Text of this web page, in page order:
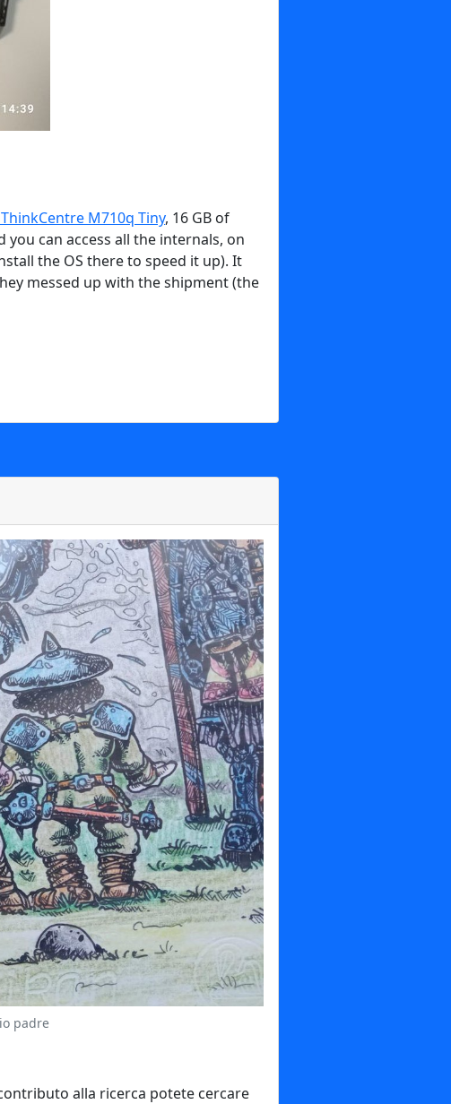
M710q Tiny, 16 GB of
you can access all the internals, on
the OS there to speed it up). It
messed up with the shipment (the
padre
alla ricerca potete cercare